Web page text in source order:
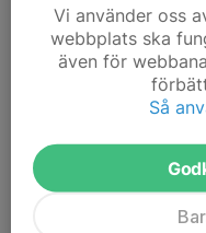
Sista passet för
alla som varit med under
Dela nyhet
Vi använder oss
webbplats ska
även för
Så